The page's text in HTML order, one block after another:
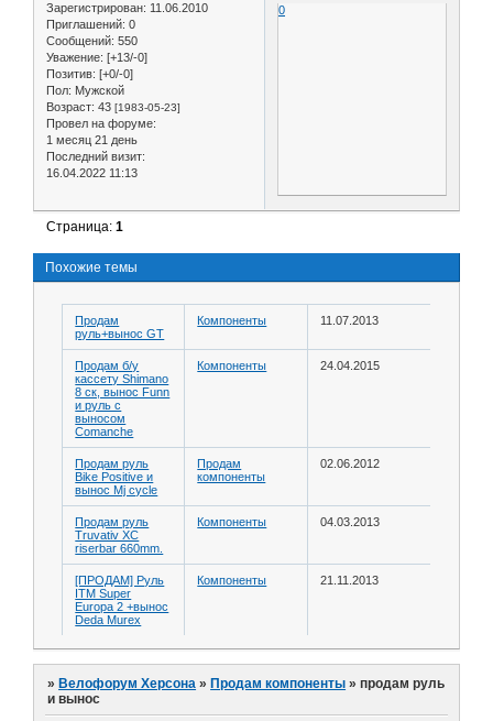
Зарегистрирован: 11.06.2010
Приглашений: 0
Сообщений: 550
Уважение: [+13/-0]
Позитив: [+0/-0]
Пол: Мужской
Возраст: 43 [1983-05-23]
Провел на форуме:
1 месяц 21 день
Последний визит:
16.04.2022 11:13
0
Страница:1
Похожие темы
Продам
руль+вынос GT
Компоненты 11.07.2013
Продам б/у
кассету Shimano
8 ск, вынос Funn
и руль с
выносом
Comanche
Компоненты 24.04.2015
Продам руль
Bike Positive и
вынос Mj cycle
Продам
компоненты
02.06.2012
Продам руль
Truvativ XC
riserbar 660mm.
Компоненты 04.03.2013
[ПРОДАМ] Руль
ITM Super
Europa 2 +вынос
Deda Murex
Компоненты 21.11.2013
»Велофорум Херсона »Продам компоненты »продам руль
и вынос